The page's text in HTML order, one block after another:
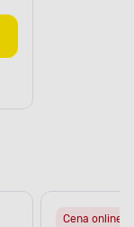
Cena online